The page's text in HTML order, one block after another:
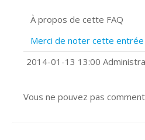
Prise de vue 360°
?
Comment installer
À propos de cette FAQ
Merci de noter cette entrée
2014-01-13 13:00
Vous ne pouvez pas